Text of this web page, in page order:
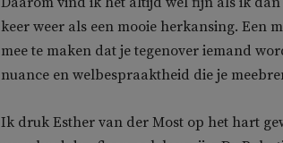
keer weer als een mooie herkansing. Een
mee te maken dat je tegenover iemand
nuance en welbespraaktheid die je
Ik druk Esther van der Most op het hart